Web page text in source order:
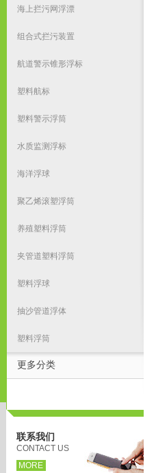
海上拦污网浮漂
组合式拦污装置
航道警示锥形浮标
塑料航标
塑料警示浮筒
水质监测浮标
海洋浮球
聚乙烯滚塑浮筒
养殖塑料浮筒
夹管道塑料浮筒
塑料浮球
抽沙管道浮体
塑料浮筒
更多分类
联系我们
CONTACT US
MORE